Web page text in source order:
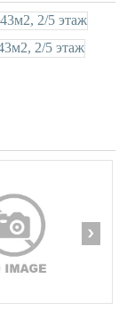
›